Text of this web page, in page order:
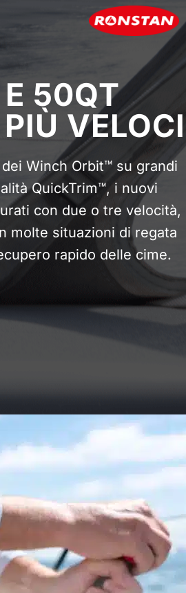
50QT
VELOCI
Winch Orbit™ su grandi
QuickTrim™, i nuovi
con due o tre velocità,
molte situazioni di regata
rapido delle cime.